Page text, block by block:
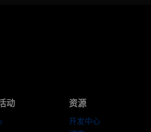
动 资源
开发中心